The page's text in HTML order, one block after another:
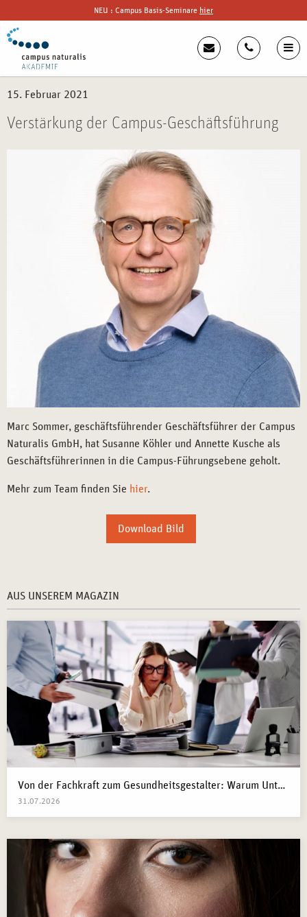
NEU : Campus Basis-Seminare hier
15. Februar 2021
Verstärkung der Campus-Geschäftsführung
Marc Sommer, geschäftsführender Geschäftsführer der Campus
Naturalis GmbH, hat Susanne Köhler und Annette Kusche als
Geschäftsführerinnen in die Campus-Führungsebene geholt.
Mehr zum Team finden Sie hier.
Download Bild
AUS UNSEREM MAGAZIN
Von der Fachkraft zum Gesundheitsgestalter: Warum Unternehmen 2026 Business Health Coaches brauchen
31.07.2026